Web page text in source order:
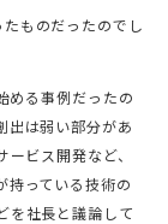
ものだったのでし
める事例だったの
出は弱い部分があ
ビス開発など、
持っている技術の
を社長と議論して